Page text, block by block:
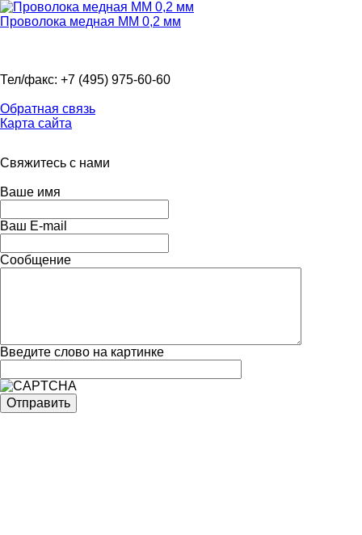
Проволока медная ММ 0,2 мм
Тел/факс: +7 (495) 975-60-60
Обратная связь
Карта сайта
Свяжитесь с нами
Ваше имя
Ваш E-mail
Сообщение
Введите слово на картинке